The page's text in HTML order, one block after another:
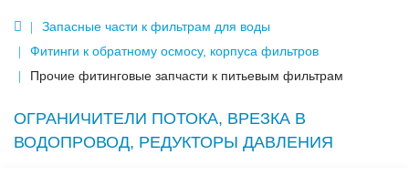
Запасные части к фильтрам для воды
Фитинги к обратному осмосу, корпуса фильтров
Прочие фитинговые запчасти к питьевым фильтрам
ОГРАНИЧИТЕЛИ ПОТОКА, ВРЕЗКА В
ВОДОПРОВОД, РЕДУКТОРЫ ДАВЛЕНИЯ